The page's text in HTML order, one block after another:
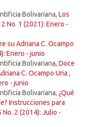
Bolivariana, Los
No. 1 (2021): Enero -
su Adriana C. Ocampo
Enero - junio
Bolivariana, Doce
C. Ocampo Uria ,
- junio
Bolivariana, ¿Qué
Instrucciones para
No. 2 (2014): Julio -